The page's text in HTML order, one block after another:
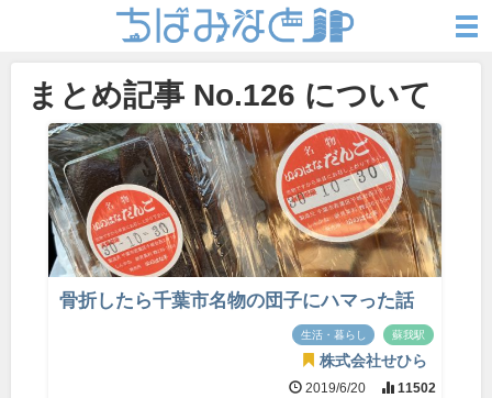
まとめ記事 No.126 について
骨折したら千葉市名物の団子にハマった話
生活・暮らし 蘇我駅
株式会社せひら
2019/6/20 11502